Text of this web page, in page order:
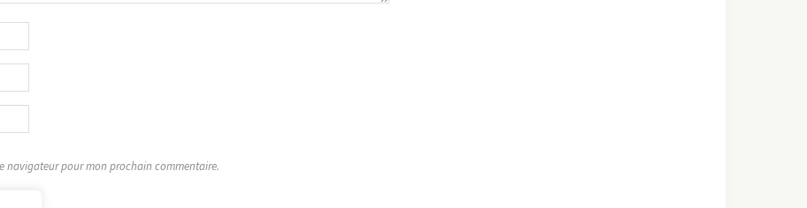
navigateur pour mon prochain commentaire.